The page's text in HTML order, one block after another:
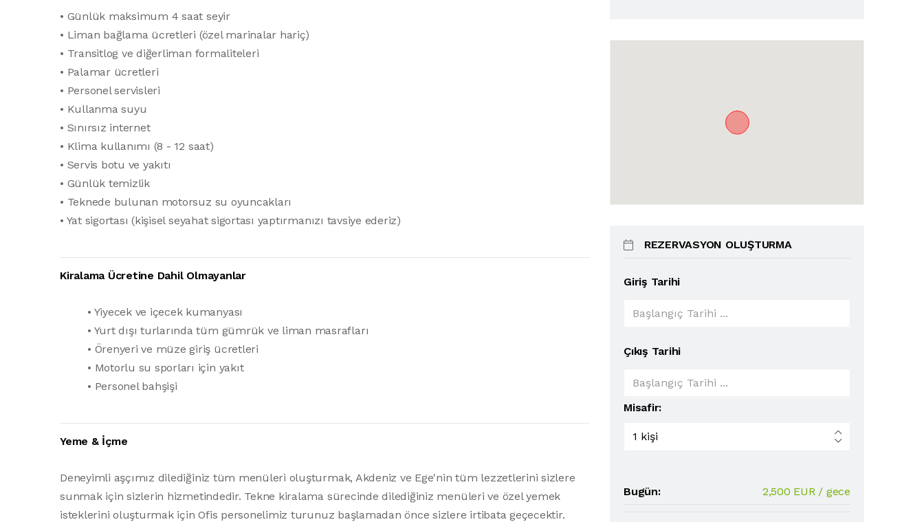
• Günlük maksimum 4 saat seyir
• Liman bağlama ücretleri (özel marinalar hariç)
• Transitlog ve diğerliman formaliteleri
• Palamar ücretleri
• Personel servisleri
• Kullanma suyu
• Sınırsız internet
• Klima kullanımı (8 - 12 saat)
• Servis botu ve yakıtı
• Günlük temizlik
• Teknede bulunan motorsuz su oyuncakları
• Yat sigortası (kişisel seyahat sigortası yaptırmanızı tavsiye ederiz)
Kiralama Ücretine Dahil Olmayanlar
• Yiyecek ve içecek kumanyası
• Yurt dışı turlarında tüm gümrük ve liman masrafları
• Örenyeri ve müze giriş ücretleri
• Motorlu su sporları için yakıt
• Personel bahşişi
Yeme & İçme
Deneyimli aşçımız dilediğiniz tüm menüleri oluşturmak, Akdeniz ve Ege'nin tüm lezzetlerini sizlere
sunmak için sizlerin hizmetindedir. Tekne kiralama sürecinde dilediğiniz menüleri ve özel yemek
isteklerini oluşturmak için Ofis personelimiz turunuz başlamadan önce sizlere irtibata geçecektir.
REZERVASYON OLUŞTURMA
Giriş Tarihi
Çıkış Tarihi
Misafir:
Bugün: 2,500 EUR / gece